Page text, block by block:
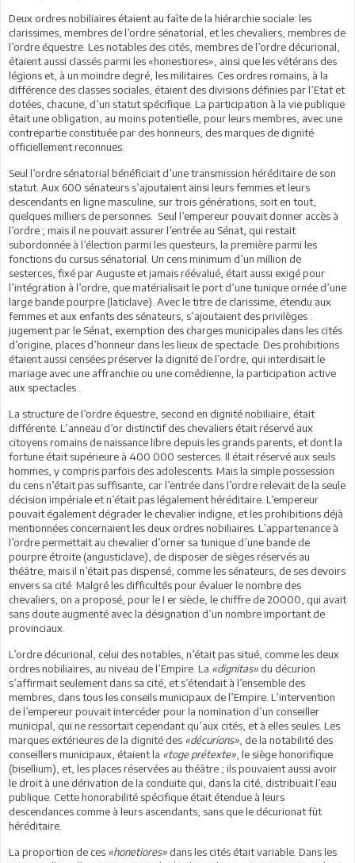
Deux ordres nobiliaires étaient au faîte de la hiérarchie sociale: les
clarissimes, membres de l’ordre sénatorial, et les chevaliers, membres de
l’ordre équestre. Les notables des cités, membres de l’ordre décurional,
étaient aussi classés parmi les «honestiores», ainsi que les vétérans des
légions et, à un moindre degré, les militaires. Ces ordres romains, à la
différence des classes sociales, étaient des divisions définies par l’Etat et
dotées, chacune, d’un statut spécifique. La participation à la vie publique
était une obligation, au moins potentielle, pour leurs membres, avec une
contrepartie constituée par des honneurs, des marques de dignité
officiellement reconnues.
Seul l’ordre sénatorial bénéficiait d’une transmission héréditaire de son
statut. Aux 600 sénateurs s’ajoutaient ainsi leurs femmes et leurs
descendants en ligne masculine, sur trois générations, soit en tout,
quelques milliers de personnes. Seul l’empereur pouvait donner accès à
l’ordre ; mais il ne pouvait assurer l’entrée au Sénat, qui restait
subordonnée à l’élection parmi les questeurs, la première parmi les
fonctions du cursus sénatorial. Un cens minimum d’un million de
sesterces, fixé par Auguste et jamais réévalué, était aussi exigé pour
l’intégration à l’ordre, que matérialisait le port d’une tunique ornée d’une
large bande pourpre (laticlave). Avec le titre de clarissime, étendu aux
femmes et aux enfants des sénateurs, s’ajoutaient des privilèges :
jugement par le Sénat, exemption des charges municipales dans les cités
d’origine, places d’honneur dans les lieux de spectacle. Des prohibitions
étaient aussi censées préserver la dignité de l’ordre, qui interdisait le
mariage avec une affranchie ou une comédienne, la participation active
aux spectacles…
La structure de l’ordre équestre, second en dignité nobiliaire, était
différente. L’anneau d’or distinctif des chevaliers était réservé aux
citoyens romains de naissance libre depuis les grands parents, et dont la
fortune était supérieure à 400 000 sesterces. Il était réservé aux seuls
hommes, y compris parfois des adolescents. Mais la simple possession
du cens n’était pas suffisante, car l’entrée dans l’ordre relevait de la seule
décision impériale et n’était pas légalement héréditaire. L’empereur
pouvait également dégrader le chevalier indigne, et les prohibitions déjà
mentionnées concernaient les deux ordres nobiliaires. L’appartenance à
l’ordre permettait au chevalier d’orner sa tunique d’une bande de
pourpre étroite (angusticlave), de disposer de sièges réservés au
théâtre, mais il n’était pas dispensé, comme les sénateurs, de ses devoirs
envers sa cité. Malgré les difficultés pour évaluer le nombre des
chevaliers, on a proposé, pour le I er siècle, le chiffre de 20000, qui avait
sans doute augmenté avec la désignation d’un nombre important de
provinciaux.
L’ordre décurional, celui des notables, n’était pas situé, comme les deux
ordres nobiliaires, au niveau de l’Empire. La «dignitas» du décurion
s’affirmait seulement dans sa cité, et s’étendait à l’ensemble des
membres, dans tous les conseils municipaux de l’Empire. L’intervention
de l’empereur pouvait intercéder pour la nomination d’un conseiller
municipal, qui ne ressortait cependant qu’aux cités, et à elles seules. Les
marques extérieures de la dignité des «décurions», de la notabilité des
conseillers municipaux, étaient la «toge prétexte», le siège honorifique
(bisellium), et, les places réservées au théâtre ; ils pouvaient aussi avoir
le droit à une dérivation de la conduite qui, dans la cité, distribuait l’eau
publique. Cette honorabilité spécifique était étendue à leurs
descendances comme à leurs ascendants, sans que le décurionat fût
héréditaire.
La proportion de ces «honetiores» dans les cités était variable. Dans les